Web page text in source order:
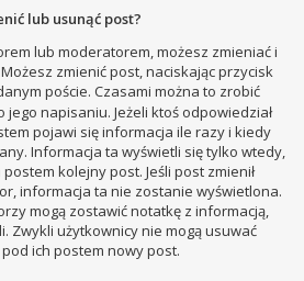
lub usunąć post?
lub moderatorem, możesz zmieniać i
zmienić post, naciskając przycisk
poście. Czasami można to zrobić
napisaniu. Jeżeli ktoś odpowiedział
pojawi się informacja ile razy i kiedy
Informacja ta wyświetli się tylko wtedy,
kolejny post. Jeśli post zmienił
informacja ta nie zostanie wyświetlona.
mogą zostawić notatkę z informacją,
Zwykli użytkownicy nie mogą usuwać
ich postem nowy post.